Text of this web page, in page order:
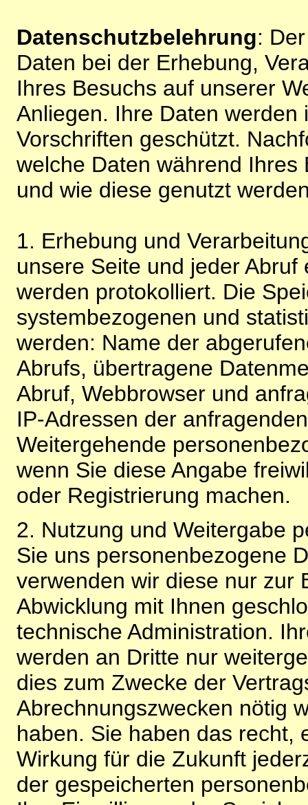
Datenschutzbelehrung:
Daten bei der Erhebung,
Ihres Besuchs auf unserer
Anliegen. Ihre Daten
Vorschriften geschützt.
welche Daten während
und wie diese genutzt
1. Erhebung und
unsere Seite und jeder
werden protokolliert. Die
systembezogenen und
werden: Name der
Abrufs, übertragene
Abruf, Webbrowser und
IP-Adressen der
Weitergehende
wenn Sie diese Angabe
oder Registrierung machen.
2. Nutzung und Weitergabe
Sie uns personenbezogene
verwenden wir diese nur zur
Abwicklung mit Ihnen
technische Administration.
werden an Dritte nur
dies zum Zwecke der
Abrechnungszwecken nötig
haben. Sie haben das recht,
Wirkung für die Zukunft
der gespeicherten